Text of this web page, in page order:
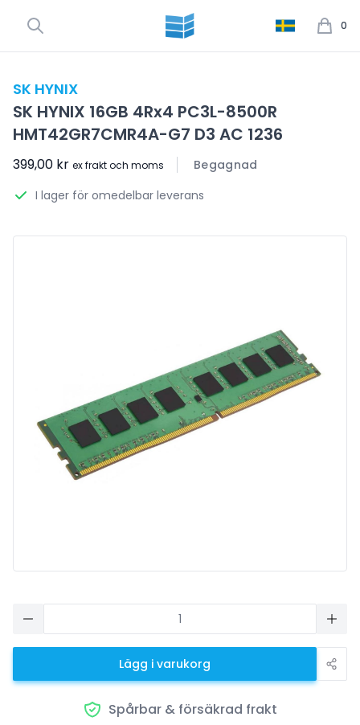
0
SK HYNIX
SK HYNIX 16GB 4Rx4 PC3L-8500R
HMT42GR7CMR4A-G7 D3 AC 1236
399,00 kr ex frakt och moms
Begagnad
I lager för omedelbar leverans
Lägg i varukorg
Spårbar & försäkrad frakt